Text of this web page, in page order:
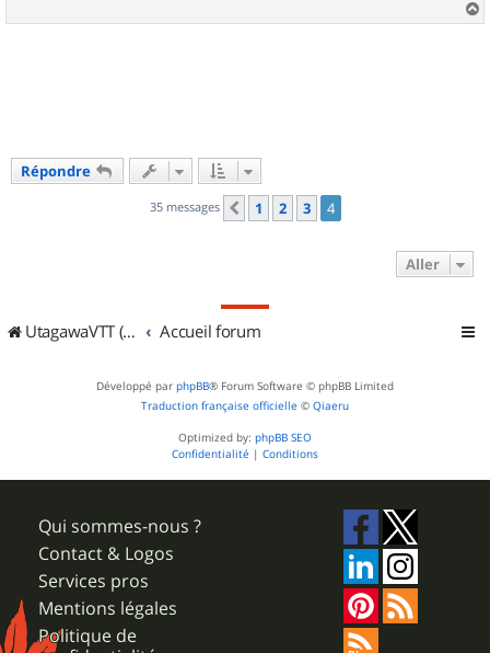
a
Répondre
35 messages Précédent
1 2 3 4
Aller
UtagawaVTT (Randos VTT et VTTAE avec traces GPS) Accueil forum
Développé par phpBB® Forum Software © phpBB Limited
Traduction française officielle © Qiaeru
Optimized by: phpBB SEO
Confidentialité | Conditions
Qui sommes-nous ?
Contact & Logos
Services pros
Mentions légales
Politique de